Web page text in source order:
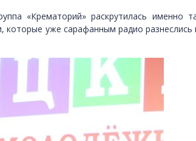
«Крематорий» раскрутилась
уже сарафанным радио